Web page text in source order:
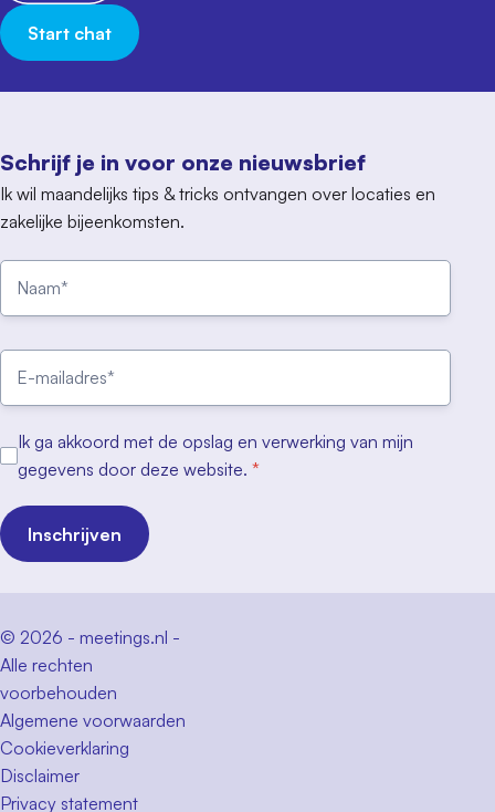
Schrijf je in voor onze nieuwsbrief
Ik wil maandelijks tips & tricks ontvangen over locaties en
zakelijke bijeenkomsten.
Ik ga akkoord met de opslag en verwerking van mijn
gegevens door deze website. *
Inschrijven
Start chat
© 2026 - meetings.nl -
Alle rechten
voorbehouden
Algemene voorwaarden
Cookieverklaring
Disclaimer
Privacy statement